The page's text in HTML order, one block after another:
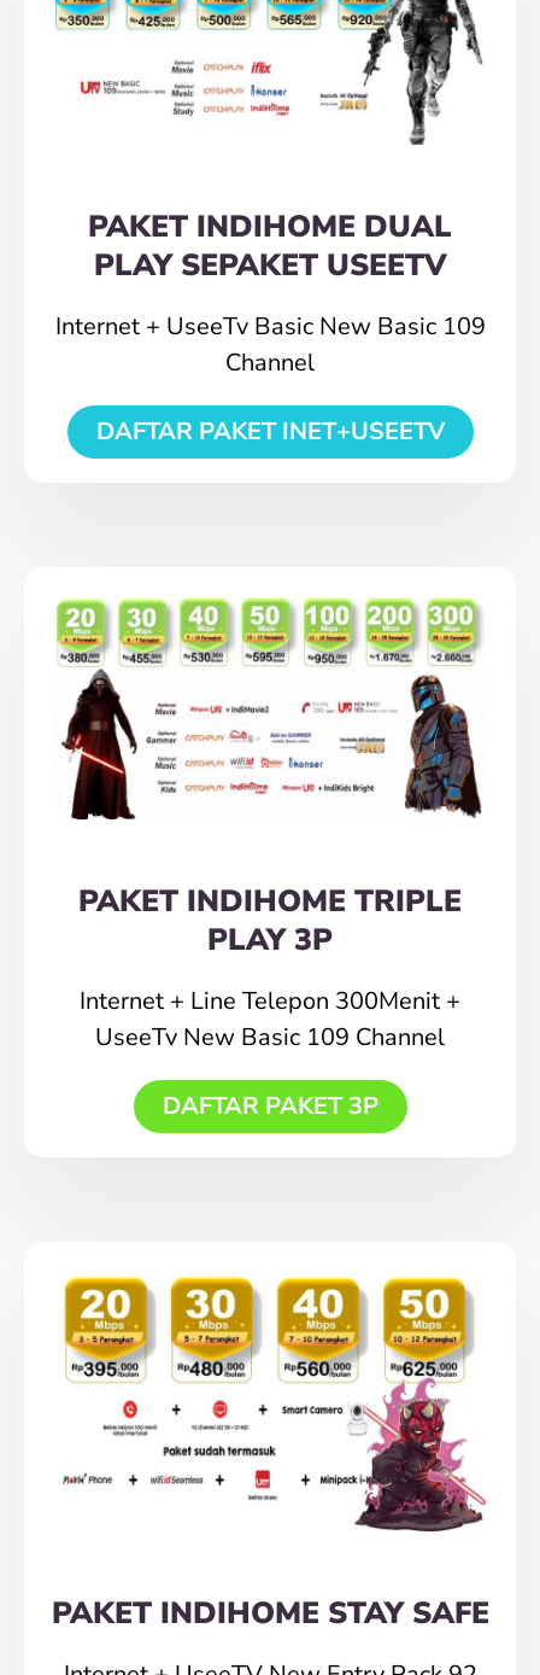
PAKET INDIHOME DUAL
PLAY SEPAKET USEETV
Internet + UseeTv Basic New Basic 109
Channel
DAFTAR PAKET INET+USEETV
PAKET INDIHOME TRIPLE
PLAY 3P
Internet + Line Telepon 300Menit +
UseeTv New Basic 109 Channel
DAFTAR PAKET 3P
PAKET INDIHOME STAY SAFE